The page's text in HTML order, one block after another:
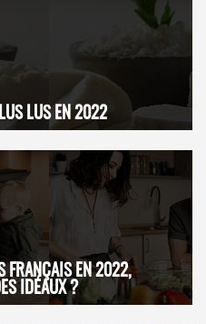
LUS EN 2022
FRANÇAIS EN 2022,
IDÉAUX ?